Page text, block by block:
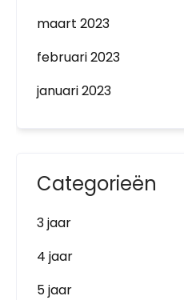
maart 2023
februari 2023
januari 2023
Categorieën
3 jaar
4 jaar
5 jaar